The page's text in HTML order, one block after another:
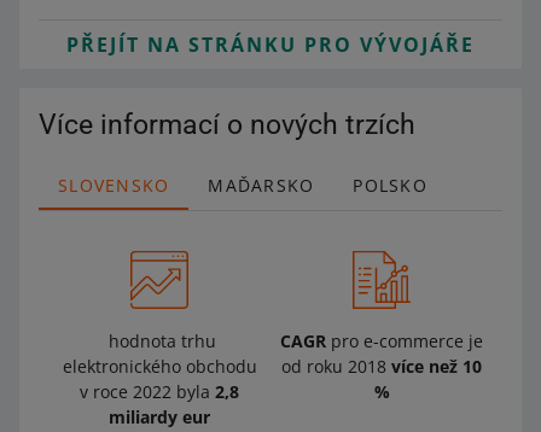
PŘEJÍT NA STRÁNKU PRO VÝVOJÁŘE
Více informací o nových trzích
SLOVENSKO MAĎARSKO POLSKO
hodnota trhu
elektronického obchodu
v roce 2022 byla 2,8
miliardy eur
CAGR pro e-commerce je
od roku 2018 více než 10
%